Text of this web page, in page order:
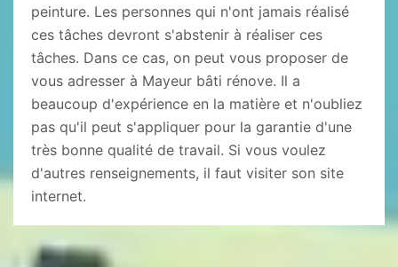
peinture. Les personnes qui n'ont jamais réalisé
ces tâches devront s'abstenir à réaliser ces
tâches. Dans ce cas, on peut vous proposer de
vous adresser à Mayeur bâti rénove. Il a
beaucoup d'expérience en la matière et n'oubliez
pas qu'il peut s'appliquer pour la garantie d'une
très bonne qualité de travail. Si vous voulez
d'autres renseignements, il faut visiter son site
internet.